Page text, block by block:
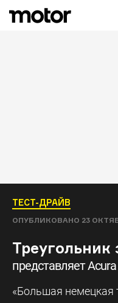
ТЕСТ-ДРАЙВ
ОПУБЛИКОВАНО 23
Треугольник
представляет
«Большая немецкая